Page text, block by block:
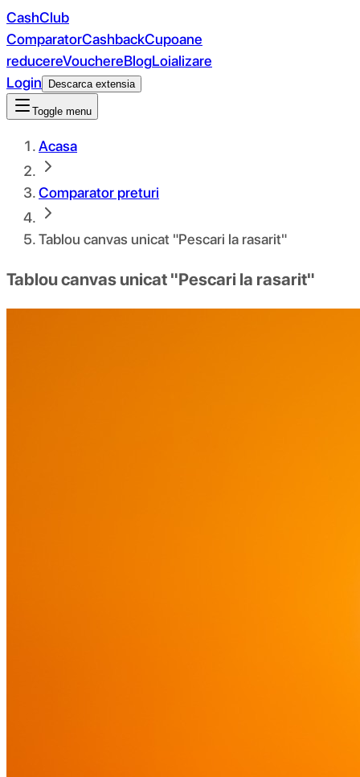
CashClub
ComparatorCashbackCupoane
reducereVouchereBlogLoializare
Login
Descarca extensia
Toggle menu
Acasa
Comparator preturi
Tablou canvas unicat "Pescari la rasarit"
Tablou canvas unicat "Pescari la rasarit"